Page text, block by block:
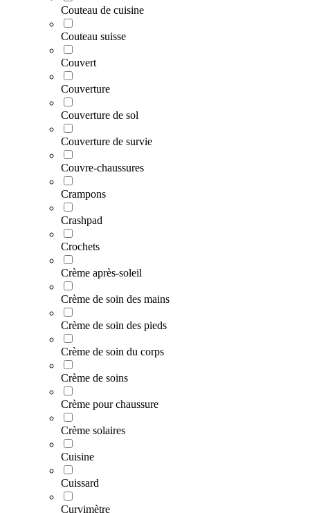
Couteau de cuisine
Couteau suisse
Couvert
Couverture
Couverture de sol
Couverture de survie
Couvre-chaussures
Crampons
Crashpad
Crochets
Crème après-soleil
Crème de soin des mains
Crème de soin des pieds
Crème de soin du corps
Crème de soins
Crème pour chaussure
Crème solaires
Cuisine
Cuissard
Curvimètre